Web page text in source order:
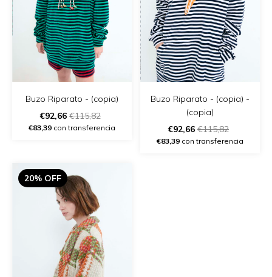
Buzo Riparato - (copia)
€92,66 €115,82
€83,39 con transferencia
Buzo Riparato - (copia) -
(copia)
€92,66 €115,82
€83,39 con transferencia
20% OFF